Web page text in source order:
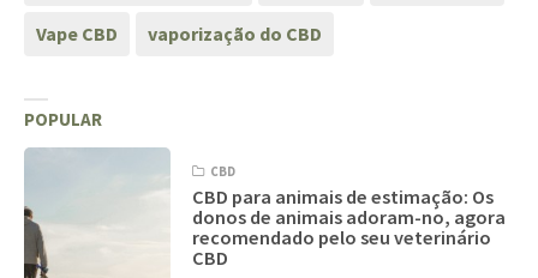
Vape CBD vaporização do CBD
POPULAR
CBD
CBD para animais de estimação: Os
donos de animais adoram-no, agora
recomendado pelo seu veterinário
CBD